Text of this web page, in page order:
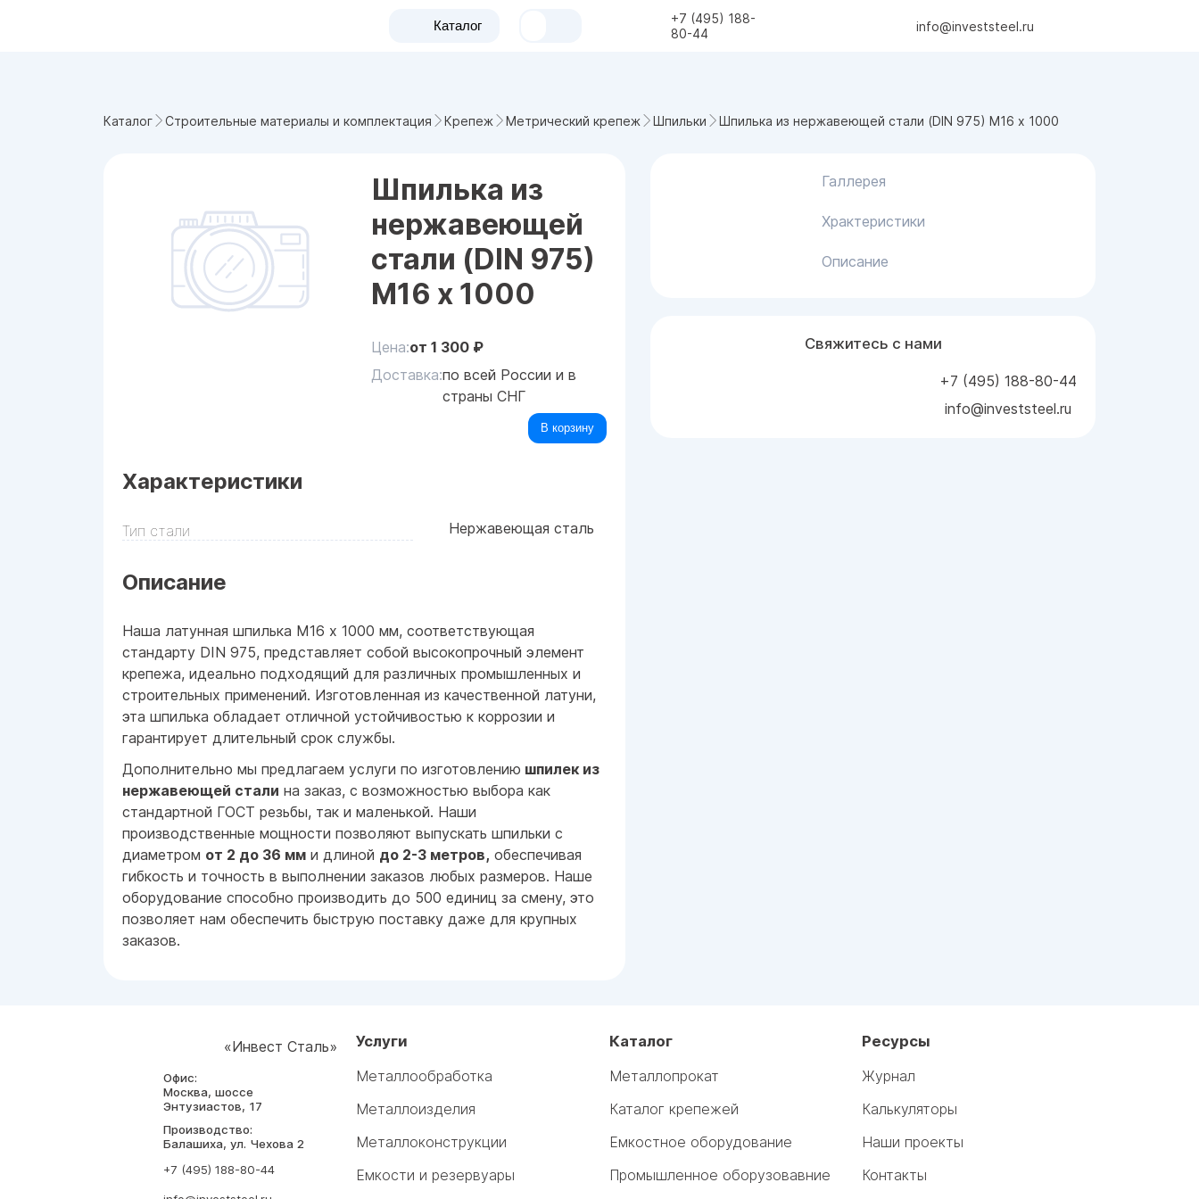
Каталог
+7 (495) 188-
80-44
info@investsteel.ru
Каталог Строительные материалы и комплектация Крепеж Метрический крепеж Шпильки Шпилька из нержавеющей стали (DIN 975) М16 х 1000
Шпилька из
нержавеющей
стали (DIN 975)
М16 х 1000
Цена:от 1 300₽
Доставка:по всей России и в
страны СНГ
В корзину
Характеристики
Тип стали Нержавеющая сталь
Описание
Наша латунная шпилька М16 x 1000 мм, соответствующая
стандарту DIN 975, представляет собой высокопрочный элемент
крепежа, идеально подходящий для различных промышленных и
строительных применений. Изготовленная из качественной латуни,
эта шпилька обладает отличной устойчивостью к коррозии и
гарантирует длительный срок службы.
Дополнительно мы предлагаем услуги по изготовлению шпилек из
нержавеющей стали на заказ, с возможностью выбора как
стандартной ГОСТ резьбы, так и маленькой. Наши
производственные мощности позволяют выпускать шпильки с
диаметром от 2 до 36 мм и длиной до 2-3 метров, обеспечивая
гибкость и точность в выполнении заказов любых размеров. Наше
оборудование способно производить до 500 единиц за смену, это
позволяет нам обеспечить быструю поставку даже для крупных
заказов.
Галлерея
Храктеристики
Описание
Свяжитесь с нами
+7 (495) 188-80-44
info@investsteel.ru
«Инвест Сталь»
Офис:
Москва, шоссе
Энтузиастов, 17
Производство:
Балашиха, ул. Чехова 2
+7 (495) 188-80-44
Услуги
Металлообработка
Металлоизделия
Металлоконструкции
Емкости и резервуары
Каталог
Металлопрокат
Каталог крепежей
Емкостное оборудование
Промышленное оборузовавние
Ресурсы
Журнал
Калькуляторы
Наши проекты
Контакты